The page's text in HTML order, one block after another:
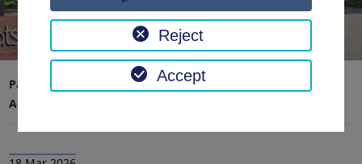
Page d'accueil
Conseil régional, district
Actualités
Reject
Accept